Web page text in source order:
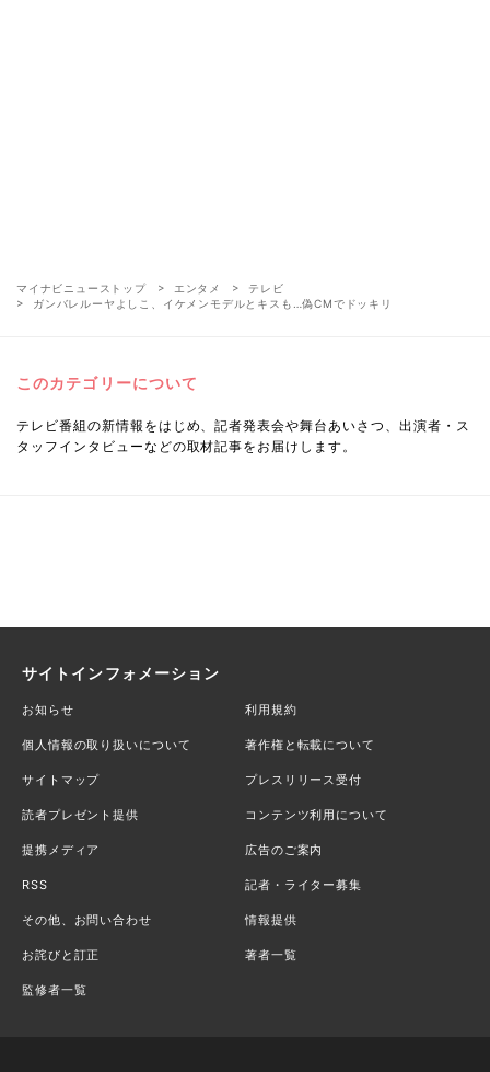
マイナビニューストップ エンタメ
テレビ
ガンバレルーヤよしこ、イケメンモデルとキスも…偽CMでドッキリ
このカテゴリーについて
テレビ番組の新情報をはじめ、記者発表会や舞台あいさつ、出演者・ス
タッフインタビューなどの取材記事をお届けします。
サイトインフォメーション
お知らせ 利用規約
個人情報の取り扱いについて 著作権と転載について
サイトマップ プレスリリース受付
読者プレゼント提供 コンテンツ利用について
提携メディア 広告のご案内
RSS 記者・ライター募集
その他、お問い合わせ 情報提供
お詫びと訂正 著者一覧
監修者一覧